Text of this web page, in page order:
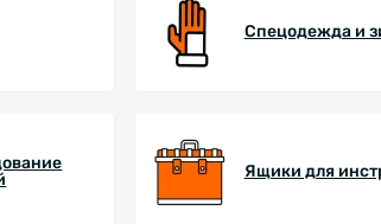
Спецодежда и
Ящики для